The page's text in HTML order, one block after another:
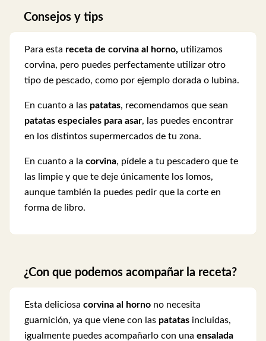
Consejos y tips
Para esta receta de corvina al horno, utilizamos
corvina, pero puedes perfectamente utilizar otro
tipo de pescado, como por ejemplo dorada o lubina.
En cuanto a las patatas, recomendamos que sean
patatas especiales para asar, las puedes encontrar
en los distintos supermercados de tu zona.
En cuanto a la corvina, pídele a tu pescadero que te
las limpie y que te deje únicamente los lomos,
aunque también la puedes pedir que la corte en
forma de libro.
¿Con que podemos acompañar la receta?
Esta deliciosa corvina al horno no necesita
guarnición, ya que viene con las patatas incluidas,
igualmente puedes acompañarlo con una ensalada